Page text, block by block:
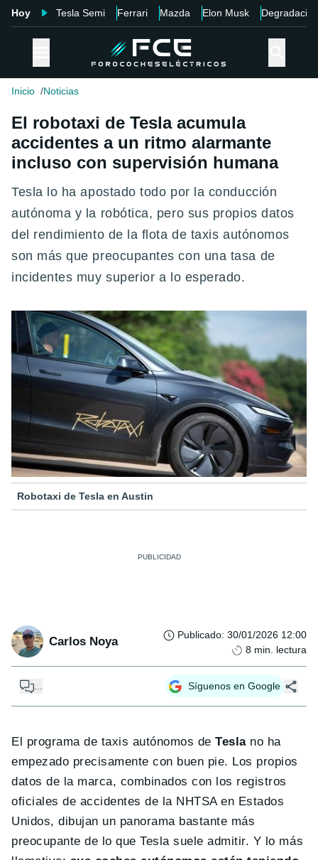
Hoy Tesla Semi Ferrari Mazda Elon Musk Degradación
Inicio Noticias
El robotaxi de Tesla acumula
accidentes a un ritmo alarmante
incluso con supervisión humana
Tesla lo ha apostado todo por la conducción
autónoma y la robótica, pero sus propios datos
del rendimiento de la flota de taxis autónomos
son más que preocupantes con una tasa de
incidentes muy superior a lo esperado.
Robotaxi de Tesla en Austin
Carlos Noya Publicado: 30/01/2026 12:00
8 min. lectura
... Síguenos en Google
El programa de taxis autónomos de Teslano ha
empezado precisamente con buen pie. Los propios
datos de la marca, combinados con los registros
oficiales de accidentes de la NHTSA en Estados
Unidos, dibujan un panorama bastante más
preocupante de lo que Tesla suele admitir. Y lo más